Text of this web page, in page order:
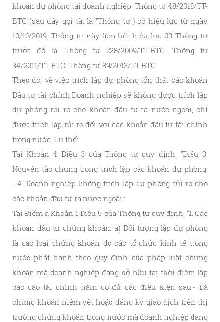
khoản dự phòng tại doanh nghiệp. Thông tư 48/2019/TT-
BTC (sau đây gọi tắt là “Thông tư”) có hiệu lực từ ngày
10/10/2019. Thông tư này làm hết hiệu lực 03 Thông tư
trước đó là: Thông tư 228/2009/TT-BTC, Thông tư
34/2011/TT-BTC, Thông tư 89/2013/TT-BTC.
Theo đó, về việc trích lập dự phòng tổn thất các khoản
Đầu tư tài chính,Doanh nghiệp sẽ không được trích lập
dự phòng rủi ro cho khoản đầu tư ra nước ngoài, chỉ
được trích lập rủi ro đối với các khoản đầu tư tài chính
trong nước. Cụ thể:
Tại Khoản 4 Điều 3 của Thông tư quy định: “Điều 3.
Nguyên tắc chung trong trích lập các khoản dự phòng:
…4. Doanh nghiệp không trích lập dự phòng rủi ro cho
các khoản đầu tư ra nước ngoài.”
Tại Điểm a Khoản 1 Điều 5 của Thông tư quy định: “1. Các
khoản đầu tư chứng khoán: a) Đối tượng lập dự phòng
là các loại chứng khoán do các tổ chức kinh tế trong
nước phát hành theo quy định của pháp luật chứng
khoán mà doanh nghiệp đang sở hữu tại thời điểm lập
báo cáo tài chính năm có đủ các điều kiện sau:- Là
chứng khoán niêm yết hoặc đăng ký giao dịch trên thị
trường chứng khoán trong nước mà doanh nghiệp đang